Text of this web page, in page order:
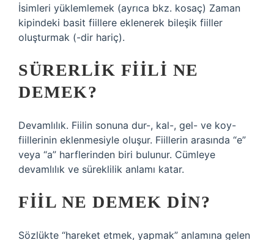
İsimleri yüklemlemek (ayrıca bkz. kosaç) Zaman
kipindeki basit fiillere eklenerek bileşik fiiller
oluşturmak (-dir hariç).
SÜRERLIK FIILI NE
DEMEK?
Devamlılık. Fiilin sonuna dur-, kal-, gel- ve koy-
fiillerinin eklenmesiyle oluşur. Fiillerin arasında “e”
veya “a” harflerinden biri bulunur. Cümleye
devamlılık ve süreklilik anlamı katar.
FIIL NE DEMEK DIN?
Sözlükte “hareket etmek, yapmak” anlamına gelen